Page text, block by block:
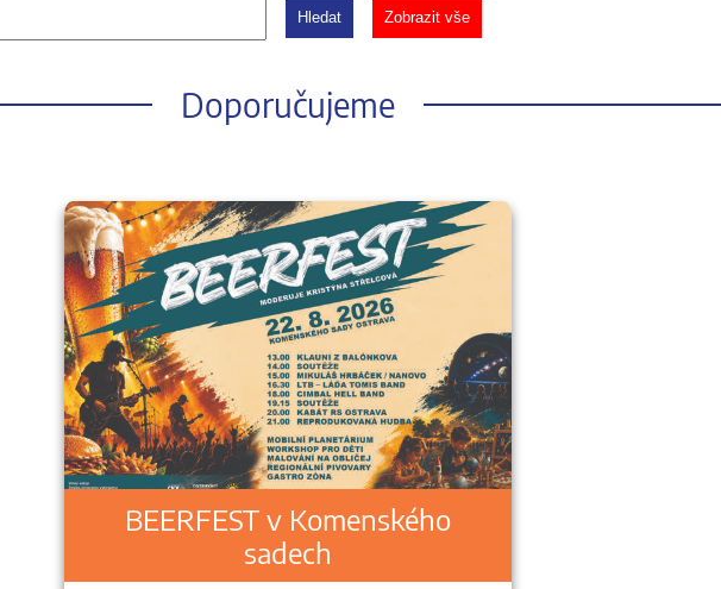
Hledat Zobrazit vše
Doporučujeme
BEERFEST v Komenského
sadech